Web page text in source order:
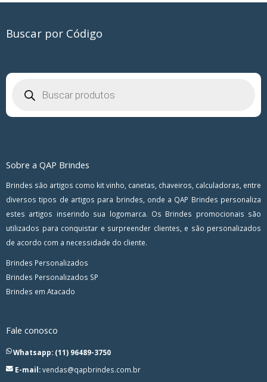
Buscar por Código
produtos
Sobre a QAP Brindes
Brindes são artigos como kit vinho, canetas, chaveiros, calculadoras, entre
diversos tipos de artigos para brindes, onde a QAP Brindes personaliza
estes artigos inserindo sua logomarca. Os Brindes promocionais são
utilizados para conquistar e surpreender clientes, e são personalizados
de acordo com a necessidade do cliente.
Brindes Personalizados
Brindes Personalizados SP
Brindes em Atacado
Fale conosco
Whatsapp: (11) 96489-3750
E-mail:vendas@qapbrindes.com.br